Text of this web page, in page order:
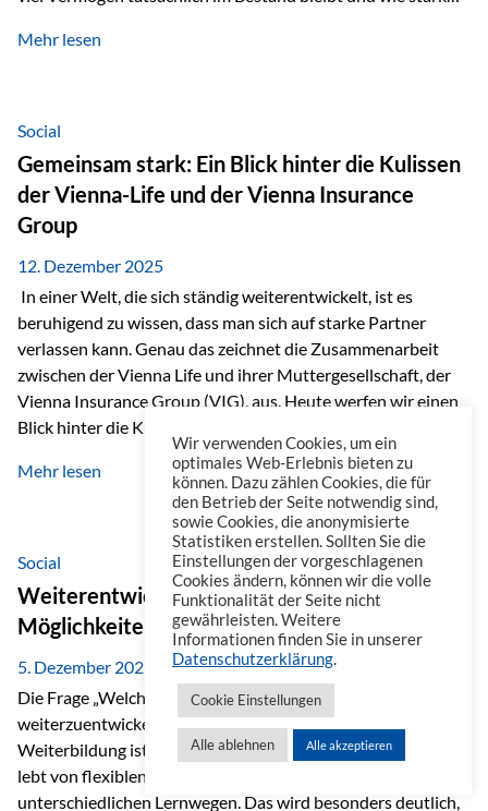
Beispiel verdeutlicht diese Wirkung besonders deutlich.
hinzukommen, spielt nicht nur die Rendite eine Rolle. Auch
steuerliche Effekte haben einen erheblichen Einfluss auf…
Mehr lesen
Social
Gemeinsam stark: Ein Blick hinter die Kulissen
der Vienna-Life und der Vienna Insurance
Group
12. Dezember 2025
In einer Welt, die sich ständig weiterentwickelt, ist es
beruhigend zu wissen, dass man sich auf starke Partner
verlassen kann. Genau das zeichnet die Zusammenarbeit
zwischen der Vienna Life und ihrer Muttergesellschaft, der
Vienna Insurance Group (VIG), aus. Heute werfen wir einen
Blick hinter die Kulissen auf eine Unternehmensgruppe mit
beeindruckender Geschichte, gewachsenem Know-how und
einem stabilen Fundament. Ein starkes Netzwerk in ganz
Europa Die Vienna Insurance Group ist die führende
Versicherungsgruppe in Zentral- und Osteuropa. Mit über
50 Versicherungsgesellschaften in insgesamt 30 Ländern
verbindet sie regionale Stärke mit internationaler
Kompetenz.
Mehr lesen
Social
Weiterentwicklung im Berufsalltag: Welche
Möglichkeiten es gibt
5. Dezember 2025
Die Frage „Welche Möglichkeiten gibt es, sich
weiterzuentwickeln?“ lässt sich heute vielseitig beantworten.
Weiterbildung ist längst kein starrer Prozess mehr, sondern
lebt von flexiblen Formaten, individuellen Bedürfnissen und
unterschiedlichen Lernwegen. Das wird besonders deutlich,
Wir verwenden Cookies, um ein
optimales Web-Erlebnis bieten zu
können. Dazu zählen Cookies, die für
den Betrieb der Seite notwendig sind,
sowie Cookies, die anonymisierte
Statistiken erstellen. Sollten Sie die
Einstellungen der vorgeschlagenen
Cookies ändern, können wir die volle
Funktionalität der Seite nicht
gewährleisten. Weitere
Informationen finden Sie in unserer
Datenschutzerklärung.
Cookie Einstellungen
Alle ablehnen Alle akzeptieren